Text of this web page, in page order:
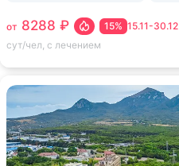
15.11-30.12
15%
от 8288 ₽
сут/чел, с лечением